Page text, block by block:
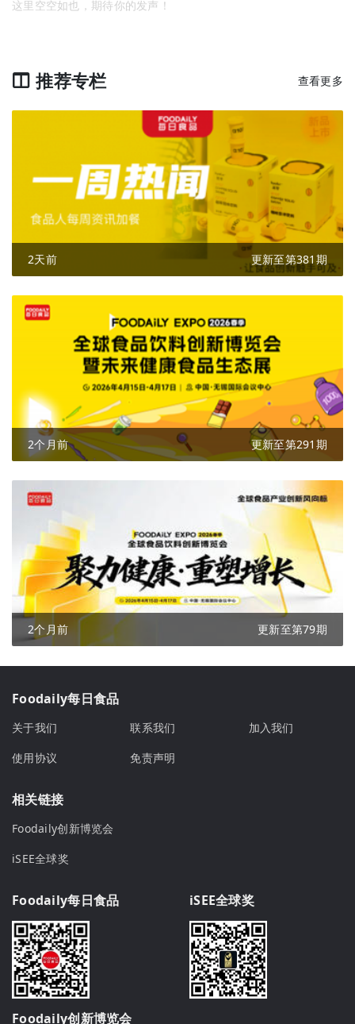
这里空空如也，期待你的发声！
推荐专栏 查看更多
2天前 更新至第381期
2个月前 更新至第291期
2个月前 更新至第79期
Foodaily每日食品
关于我们 联系我们
加入我们
使用协议
免责声明
相关链接
Foodaily创新博览会
iSEE全球奖
Foodaily每日食品 iSEE全球奖
Foodaily创新博览会